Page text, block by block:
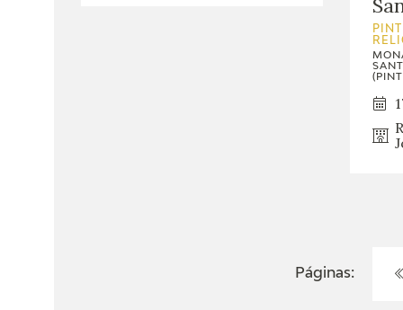
Páginas: